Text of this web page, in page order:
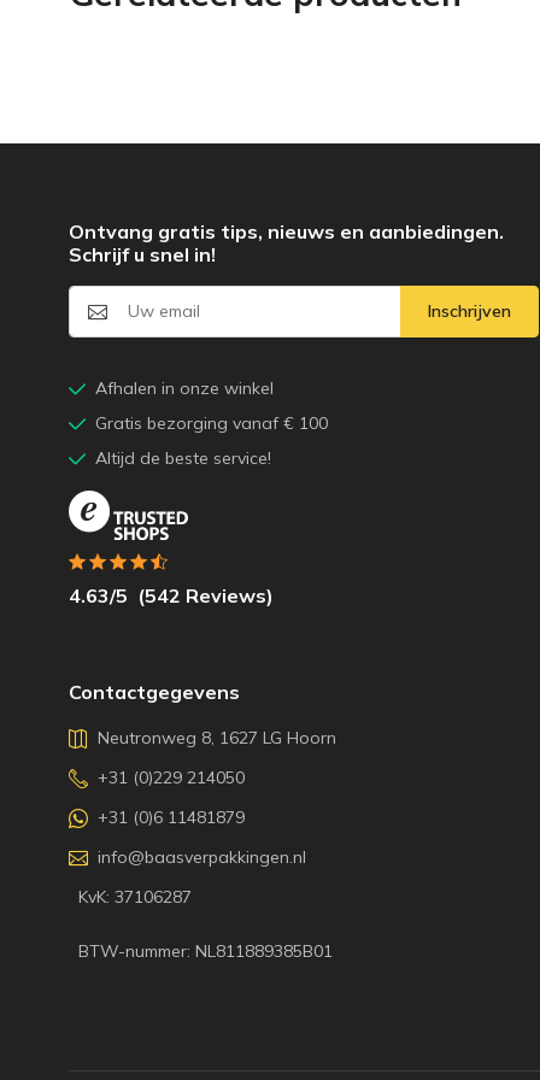
Contactgegevens
Neutronweg 8, 1627 LG Hoorn
+31 (0)229 214050
+31 (0)6 11481879
info@baasverpakkingen.nl
KvK: 37106287
BTW-nummer: NL811889385B01
Ontvang gratis tips, nieuws en aanbiedingen.
Schrijf u snel in!
Inschrijven
Afhalen in onze winkel
Gratis bezorging vanaf € 100
Altijd de beste service!
4.63/5 (542 Reviews)